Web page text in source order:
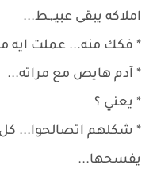
املاكه يبقى عبيـ,ـط...
* فكك منه... عملت ايه
* آدم هايص مع مراته...
* يعني ؟
* شكلهم اتصالحوا...
يفسحها...